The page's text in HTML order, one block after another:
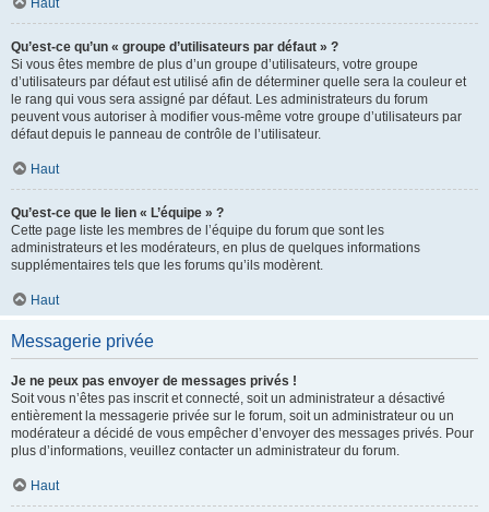
Haut
Qu’est-ce qu’un « groupe d’utilisateurs par défaut » ?
Si vous êtes membre de plus d’un groupe d’utilisateurs, votre groupe
d’utilisateurs par défaut est utilisé afin de déterminer quelle sera la couleur et
le rang qui vous sera assigné par défaut. Les administrateurs du forum
peuvent vous autoriser à modifier vous-même votre groupe d’utilisateurs par
défaut depuis le panneau de contrôle de l’utilisateur.
Haut
Qu’est-ce que le lien « L’équipe » ?
Cette page liste les membres de l’équipe du forum que sont les
administrateurs et les modérateurs, en plus de quelques informations
supplémentaires tels que les forums qu’ils modèrent.
Haut
Messagerie privée
Je ne peux pas envoyer de messages privés !
Soit vous n’êtes pas inscrit et connecté, soit un administrateur a désactivé
entièrement la messagerie privée sur le forum, soit un administrateur ou un
modérateur a décidé de vous empêcher d’envoyer des messages privés. Pour
plus d’informations, veuillez contacter un administrateur du forum.
Haut